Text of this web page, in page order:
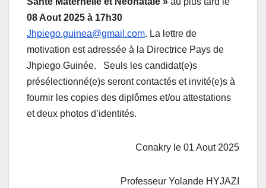
08 Aout 2025 à 17h30
Jhpiego.guinea@gmail.com. La lettre de
motivation est adressée à la Directrice Pays de
Jhpiego Guinée. Seuls les candidat(e)s
présélectionné(e)s seront contactés et invité(e)s à
fournir les copies des diplômes et/ou attestations
et deux photos d’identités.
Conakry le 01 Aout 2025
Professeur Yolande HYJAZI